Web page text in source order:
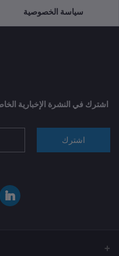
سياسة الخصوصية
اشترك في النشرة الإخبارية
اشترك